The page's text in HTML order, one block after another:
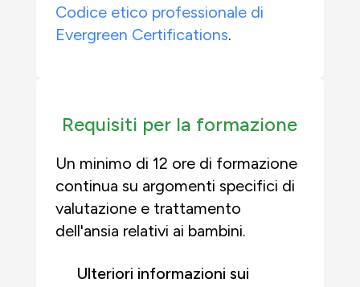
Codice etico professionale di
Evergreen Certifications.
Requisiti per la formazione
Un minimo di 12 ore di formazione
continua su argomenti specifici di
valutazione e trattamento
dell'ansia relativi ai bambini.
Ulteriori informazioni sui